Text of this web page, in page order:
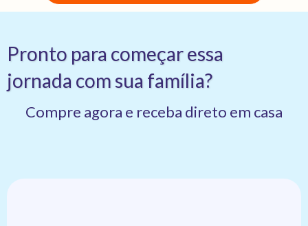
Pronto para começar essa
jornada com sua família?
Compre agora e receba direto em casa